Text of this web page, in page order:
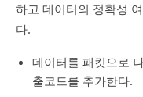
하고 데이터의 정확성
다.
데이터를 패킷으로
출코드를 추가한다.